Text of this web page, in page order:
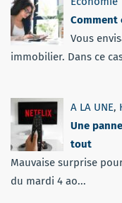
Comment
Vous
immobilier. Dans ce
A LA UNE,
Une
tout
Mauvaise surprise
du mardi 4 ao...